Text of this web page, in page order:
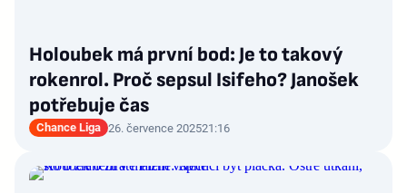
Holoubek má první bod: Je to takový
rokenrol. Proč sepsul Isifeho? Janošek
potřebuje čas
Chance Liga 26. července 202521:16